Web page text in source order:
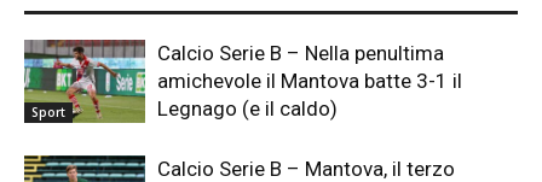
Sport
Calcio Serie B – Nella penultima
amichevole il Mantova batte 3-1 il
Legnago (e il caldo)
Calcio Serie B – Mantova, il terzo